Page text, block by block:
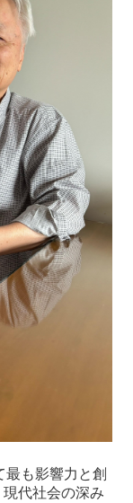
も影響力と創
代社会の深み